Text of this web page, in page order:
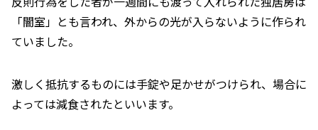
「闇室」とも言われ、外からの光が入らないように作られ
ていました。
激しく抵抗するものには手錠や足かせがつけられ、場合に
よっては減食されたといいます。